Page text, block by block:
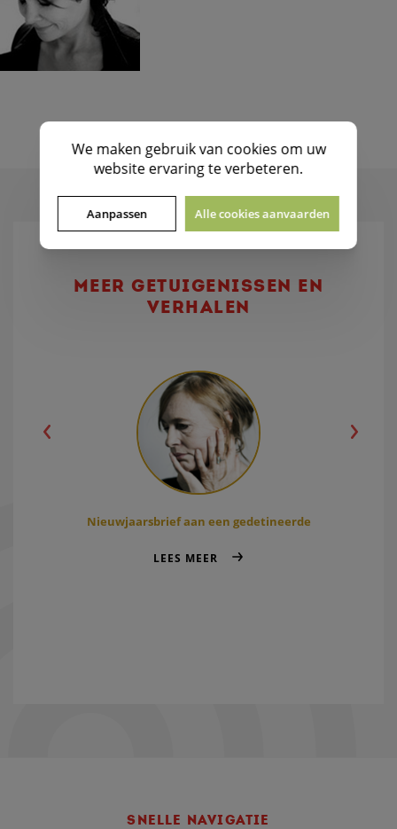
MEER GETUIGENISSEN EN
VERHALEN
Nieuwjaarsbrief aan een gedetineerde
LEES MEER
SNELLE NAVIGATIE
We maken gebruik van cookies om uw
website ervaring te verbeteren.
Aanpassen Alle cookies aanvaarden